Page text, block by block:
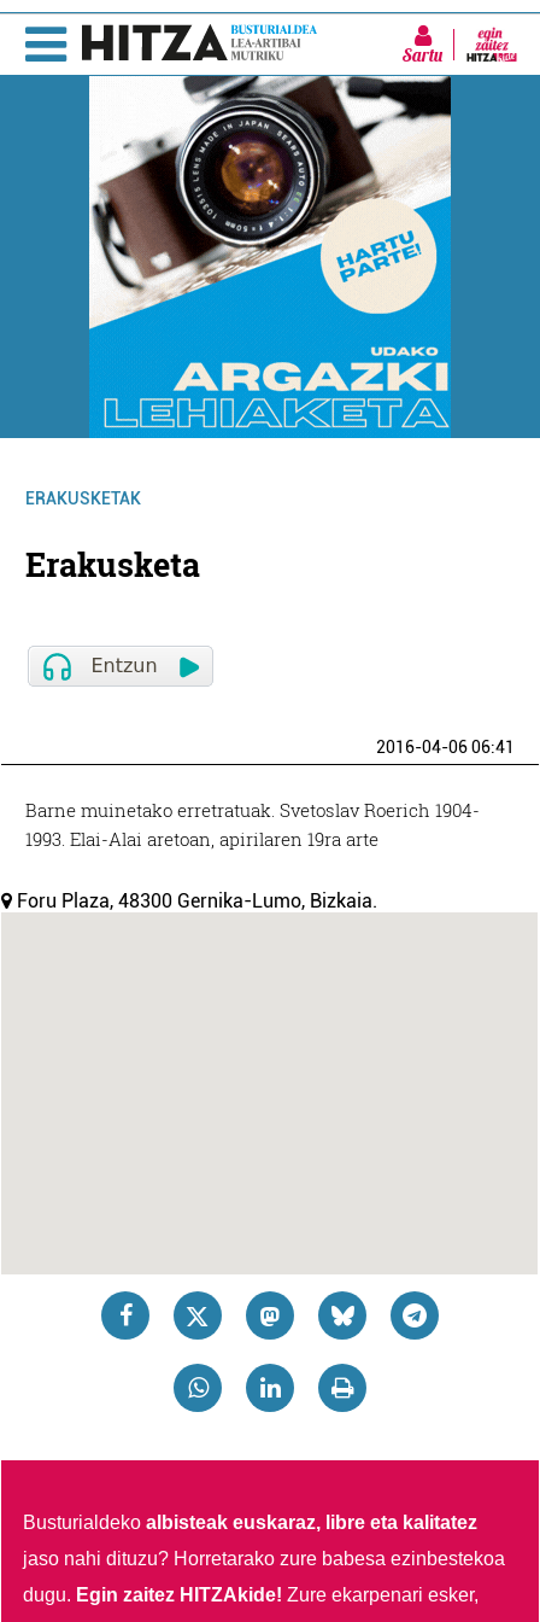
Sartu
ERAKUSKETAK
Erakusketa
2016-04-06 06:41
Barne muinetako erretratuak. Svetoslav Roerich 1904-
1993. Elai-Alai aretoan, apirilaren 19ra arte
Foru Plaza, 48300 Gernika-Lumo, Bizkaia.
Busturialdekoalbisteak euskaraz, libre eta kalitatez
jaso nahi dituzu? Horretarako zure babesa ezinbestekoa
dugu. Egin zaitez HITZAkide!Zure ekarpenari esker,